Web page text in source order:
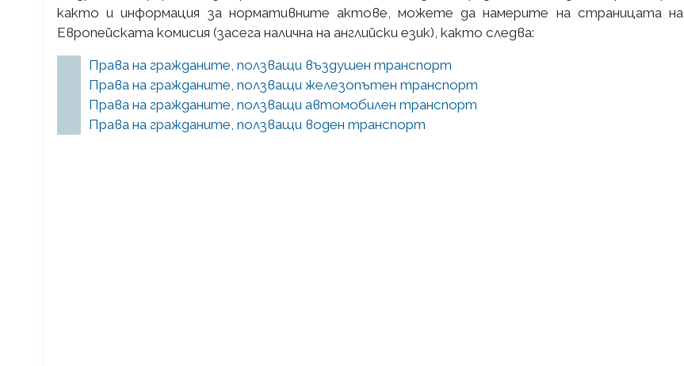
както и информация за нормативните актове, можете да намерите на страницата на
Европейската комисия (засега налична на английски език), както следва:
Права на гражданите, ползващи въздушен транспорт
Права на гражданите, ползващи железопътен транспорт
Права на гражданите, ползващи автомобилен транспорт
Права на гражданите, ползващи воден транспорт